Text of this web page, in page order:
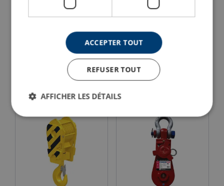
Moufle de grue 3 poulies
Utilisée pour des grues "terrestres", téléscopiques et à chenilles
Idéal lorsque le changement fréquent de poulies est nécessaire
Possibilité de fabrication sur mesure
Finition : C3M en jaune à rayures noires
Voir le produit
Moufle de grue 4 poulies
Utilisée pour des grues "terrestres", téléscopiques et à chenilles
Idéal lorsque le changement fréquent de poulies est nécessaire
Possibilité de fabrication sur mesure
Finition : C3M en jaune à rayures noires
Voir le produit
ACCEPTER TOUT
REFUSER TOUT
AFFICHER LES DÉTAILS